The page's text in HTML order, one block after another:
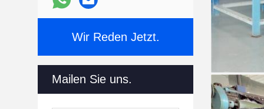
Wir Reden Jetzt.
Mailen Sie uns.